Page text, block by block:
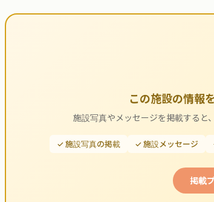
この施設の情報
施設写真やメッセージを掲載すると
✓ 施設写真の掲載 ✓ 施設メッセージ
掲載